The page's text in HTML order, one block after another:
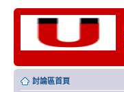
討論區首頁